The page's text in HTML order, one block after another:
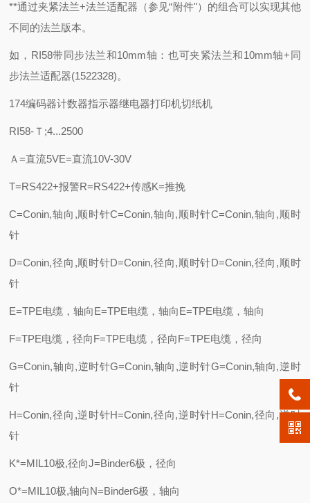
**通过夹紧法兰+法兰适配器（参见“附件"）的组合可以实现其他
不同的法兰版本。
如，RI58带同步法兰和10mm轴：也可夹紧法兰和10mm轴+同
步法兰适配器(1522328)。
174编码器计数器指示器继电器打印机切纸机
RI58-Ｔ;4...2500
Ａ=直流5VE=直流10V-30V
T=RS422+报警R=RS422+传感K=推挽
C=Conin,轴向,顺时针C=Conin,轴向,顺时针C=Conin,轴向,顺时
针
D=Conin,径向,顺时针D=Conin,径向,顺时针D=Conin,径向,顺时
针
E=TPE电缆，轴向E=TPE电缆，轴向E=TPE电缆，轴向
F=TPE电缆，径向F=TPE电缆，径向F=TPE电缆，径向
G=Conin,轴向,逆时针G=Conin,轴向,逆时针G=Conin,轴向,逆时
针
H=Conin,径向,逆时针H=Conin,径向,逆时针H=Conin,径向,逆时
针
K*=MIL10极,径向J=Binder6极，径向
O*=MIL10极,轴向N=Binder6极，轴向